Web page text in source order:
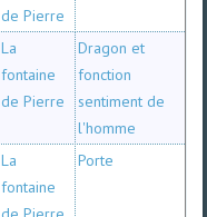
de Pierre
La
fontaine
de Pierre
Dragon et
fonction
sentiment de
l'homme
La
fontaine
Porte